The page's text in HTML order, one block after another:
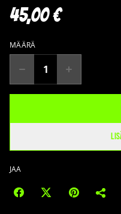
45,00 €
MÄÄRÄ
JAA